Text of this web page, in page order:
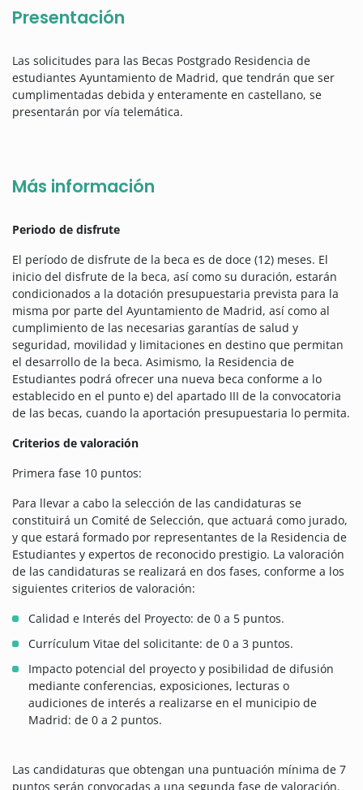
Presentación
Las solicitudes para las Becas Postgrado Residencia de
estudiantes Ayuntamiento de Madrid, que tendrán que ser
cumplimentadas debida y enteramente en castellano, se
presentarán por vía telemática.
Más información
Periodo de disfrute
El período de disfrute de la beca es de doce (12) meses. El
inicio del disfrute de la beca, así como su duración, estarán
condicionados a la dotación presupuestaria prevista para la
misma por parte del Ayuntamiento de Madrid, así como al
cumplimiento de las necesarias garantías de salud y
seguridad, movilidad y limitaciones en destino que permitan
el desarrollo de la beca. Asimismo, la Residencia de
Estudiantes podrá ofrecer una nueva beca conforme a lo
establecido en el punto e) del apartado III de la convocatoria
de las becas, cuando la aportación presupuestaria lo permita.
Criterios de valoración
Primera fase 10 puntos:
Para llevar a cabo la selección de las candidaturas se
constituirá un Comité de Selección, que actuará como jurado,
y que estará formado por representantes de la Residencia de
Estudiantes y expertos de reconocido prestigio. La valoración
de las candidaturas se realizará en dos fases, conforme a los
siguientes criterios de valoración:
Calidad e Interés del Proyecto: de 0 a 5 puntos.
Currículum Vitae del solicitante: de 0 a 3 puntos.
Impacto potencial del proyecto y posibilidad de difusión
mediante conferencias, exposiciones, lecturas o
audiciones de interés a realizarse en el municipio de
Madrid: de 0 a 2 puntos.
Las candidaturas que obtengan una puntuación mínima de 7
puntos serán convocadas a una segunda fase de valoración.